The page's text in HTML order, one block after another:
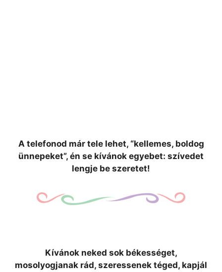
A telefonod már tele lehet, “kellemes, boldog
ünnepeket”, én se kívánok egyebet: szívedet
lengje be szeretet!
Kívánok neked sok békességet,
mosolyogjanak rád, szeressenek téged, kapjál